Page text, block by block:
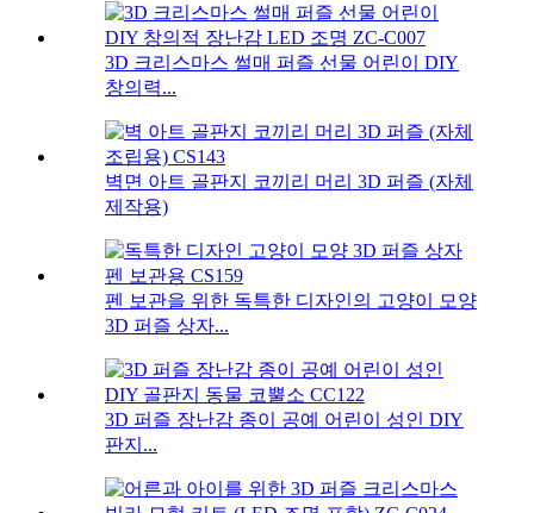
3D 크리스마스 썰매 퍼즐 선물 ​​어린이 DIY
창의력...
벽면 아트 골판지 코끼리 머리 3D 퍼즐 (자체
제작용)
펜 보관을 위한 독특한 디자인의 고양이 모양
3D 퍼즐 상자...
3D 퍼즐 장난감 종이 공예 어린이 성인 DIY
판지...